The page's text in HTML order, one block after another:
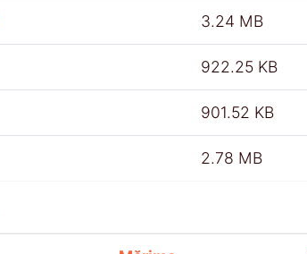
3.24 MB
922.25 KB
901.52 KB
2.78 MB